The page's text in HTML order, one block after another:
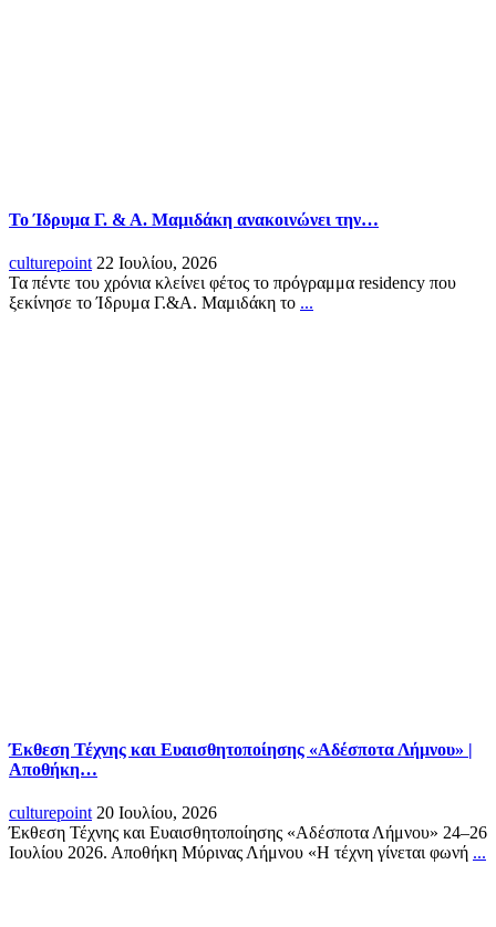
Το Ίδρυμα Γ. & Α. Μαμιδάκη ανακοινώνει την…
culturepoint 22 Ιουλίου, 2026
Τα πέντε του χρόνια κλείνει φέτος το πρόγραμμα residency που
ξεκίνησε το Ίδρυμα Γ.&Α. Μαμιδάκη το ...
Έκθεση Τέχνης και Ευαισθητοποίησης «Αδέσποτα Λήμνου» |
Αποθήκη…
culturepoint 20 Ιουλίου, 2026
Έκθεση Τέχνης και Ευαισθητοποίησης «Αδέσποτα Λήμνου» 24–26
Ιουλίου 2026. Αποθήκη Μύρινας Λήμνου «Η τέχνη γίνεται φωνή ...